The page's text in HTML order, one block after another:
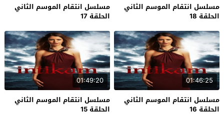
مسلسل انتقام الموسم الثاني
الحلقة 18
مسلسل انتقام الموسم الثاني
الحلقة 17
01:46:25
مسلسل انتقام الموسم الثاني
الحلقة 16
01:49:20
مسلسل انتقام الموسم الثاني
الحلقة 15